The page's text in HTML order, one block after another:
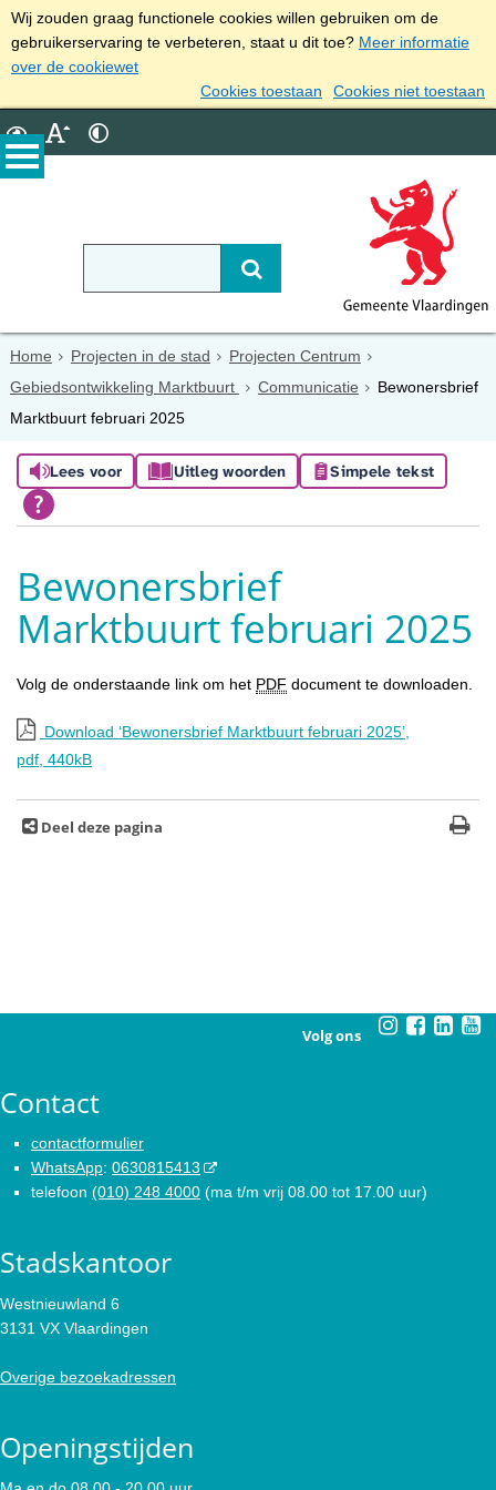
Wij zouden graag functionele cookies willen gebruiken om de
gebruikerservaring te verbeteren, staat u dit toe? Meer informatie
over de cookiewet
Cookies toestaan
Cookies niet toestaan
Home Projecten in de stad
Projecten Centrum
Gebiedsontwikkeling Marktbuurt
Communicatie
Bewonersbrief
Marktbuurt februari 2025
Lees voor Uitleg woorden Simpele tekst
Bewonersbrief
Marktbuurt februari 2025
Volg de onderstaande link om het PDF document te downloaden.
Download ‘Bewonersbrief Marktbuurt februari 2025’,
pdf , 440kB
Deel deze pagina
Volg ons
Contact
contactformulier
WhatsApp: 0630815413
telefoon (010) 248 4000 (ma t/m vrij 08.00 tot 17.00 uur)
Stadskantoor
Westnieuwland 6
3131 VX Vlaardingen
Overige bezoekadressen
Openingstijden